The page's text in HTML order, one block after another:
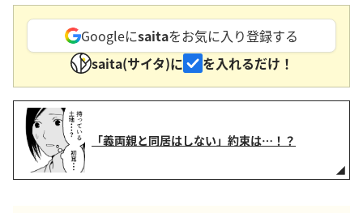
Googleにsaitaをお気に入り登録する
saita(サイタ)に
を入れるだけ！
「義両親と同居はしない」約束は…！？